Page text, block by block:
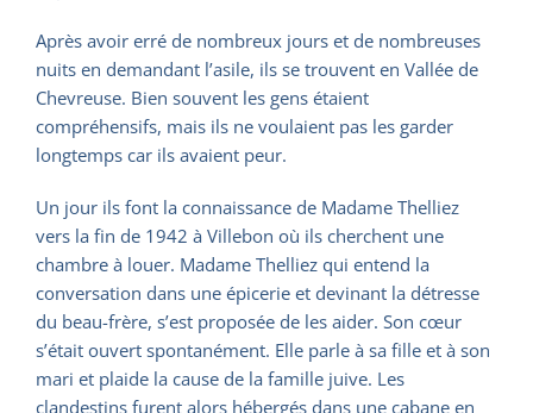
Après avoir erré de nombreux jours et de nombreuses
nuits en demandant l’asile, ils se trouvent en Vallée de
Chevreuse. Bien souvent les gens étaient
compréhensifs, mais ils ne voulaient pas les garder
longtemps car ils avaient peur.
Un jour ils font la connaissance de Madame Thelliez
vers la fin de 1942 à Villebon où ils cherchent une
chambre à louer. Madame Thelliez qui entend la
conversation dans une épicerie et devinant la détresse
du beau-frère, s’est proposée de les aider. Son cœur
s’était ouvert spontanément. Elle parle à sa fille et à son
mari et plaide la cause de la famille juive. Les
clandestins furent alors hébergés dans une cabane en